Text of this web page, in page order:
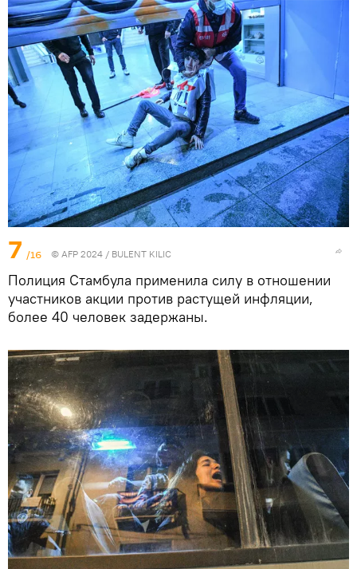
7 /16 © AFP 2024 / BULENT KILIC
Полиция Стамбула применила силу в отношении
участников акции против растущей инфляции,
более 40 человек задержаны.